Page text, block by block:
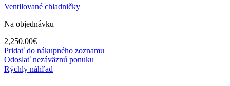
Ventilované chladničky
Na objednávku
2,250.00€
Pridať do nákupného zoznamu
Odoslať nezáväznú ponuku
Rýchly náhľad